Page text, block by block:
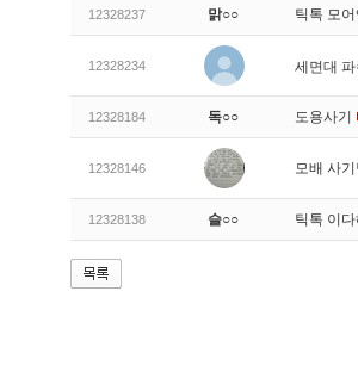
12328237 맑○○ 틱톡 모
12328234 세면대 파
12328184 독○○ 도용사기
12328146 모배 사
12328138 슬○○ 틱톡 이다